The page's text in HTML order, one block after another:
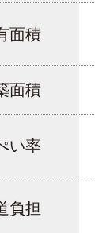
面積
面積
い率
負担